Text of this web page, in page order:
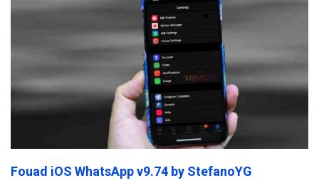
Fouad iOS WhatsApp v9.74 by StefanoYG